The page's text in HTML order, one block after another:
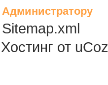
Администратору
Sitemap.xml
Хостинг от uCoz